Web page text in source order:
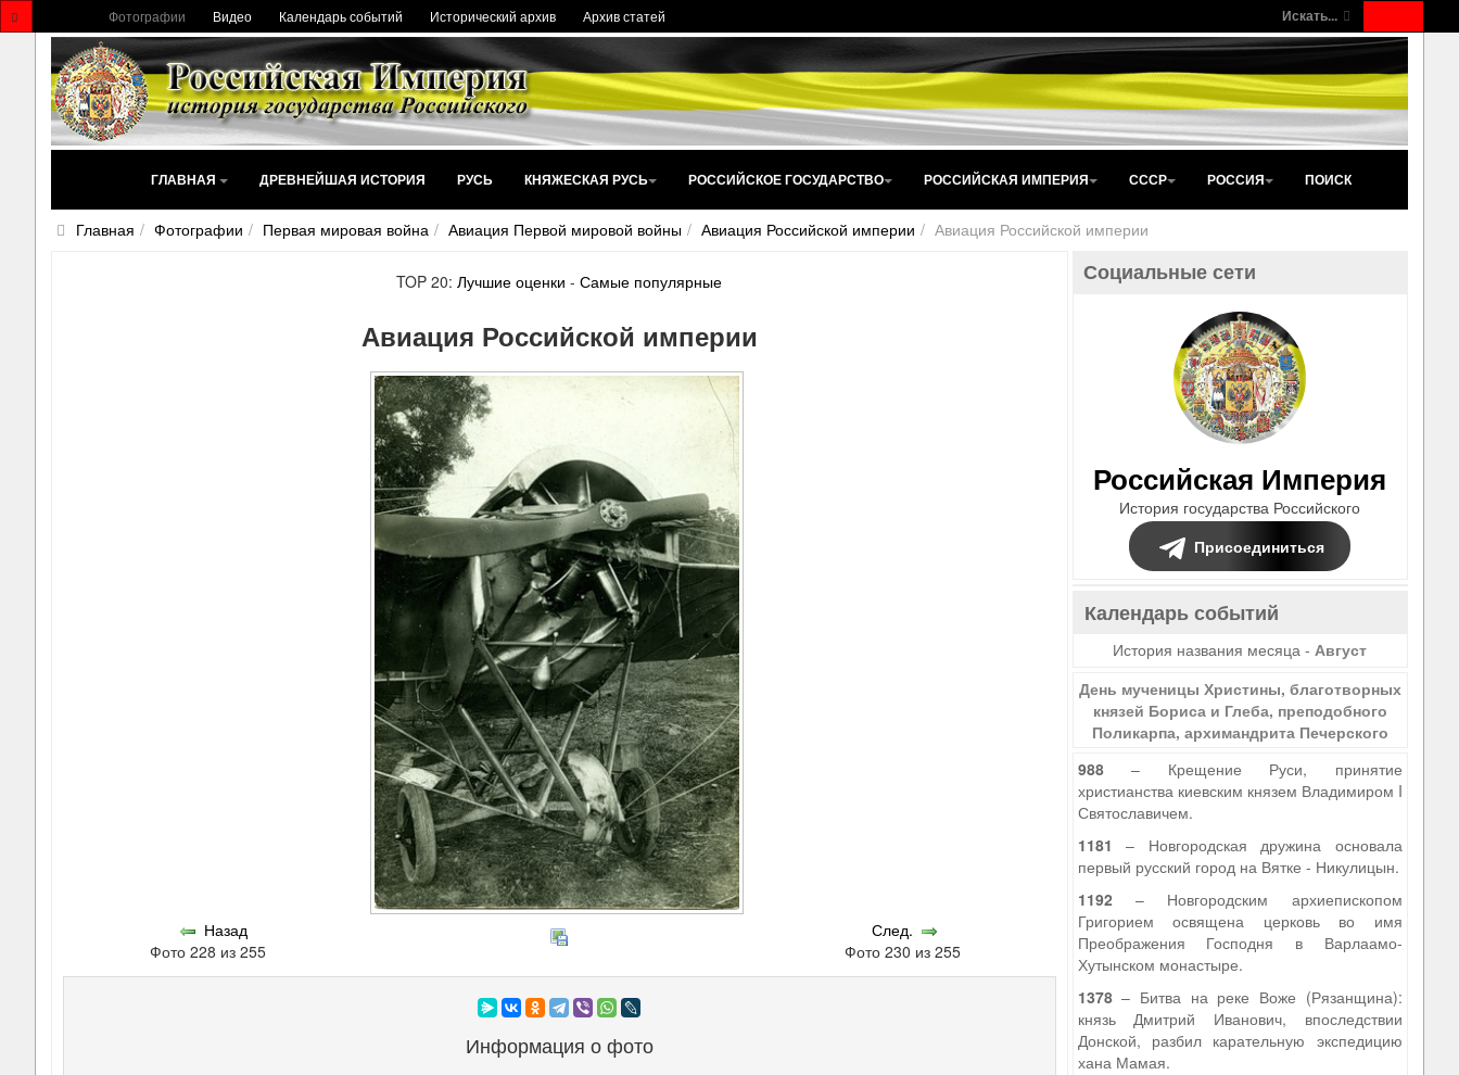
Искать...
Фотографии Видео Календарь событий Исторический архив Архив статей
ГЛАВНАЯ ДРЕВНЕЙШАЯ ИСТОРИЯ РУСЬ КНЯЖЕСКАЯ РУСЬ РОССИЙСКОЕ ГОСУДАРСТВО РОССИЙСКАЯ ИМПЕРИЯ СССР РОССИЯ ПОИСК
Главная Фотографии Первая мировая война Авиация Первой мировой войны Авиация Российской империи Авиация Российской империи
TOP 20:Лучшие оценки -Самые популярные
Авиация Российской империи
Назад
Фото 228 из 255
След.
Фото 230 из 255
Информация о фото
Социальные сети
Российская Империя
История государства Российского
Присоединиться
Календарь событий
История названия месяца -Август
День мученицы Христины, благотворных
князей Бориса и Глеба, преподобного
Поликарпа, архимандрита Печерского
988– Крещение Руси, принятие
христианства киевским князем Владимиром I
Святославичем.
1181 – Новгородская дружина основала
первый русский город на Вятке - Никулицын.
1192– Новгородским архиепископом
Григорием освящена церковь во имя
Преображения Господня в Варлаамо-
Хутынском монастыре.
1378– Битва на реке Воже (Рязанщина):
князь Дмитрий Иванович, впоследствии
Донской, разбил карательную экспедицию
хана Мамая.